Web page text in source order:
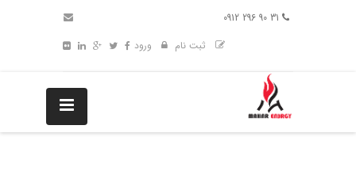
ثبت نام
ورود